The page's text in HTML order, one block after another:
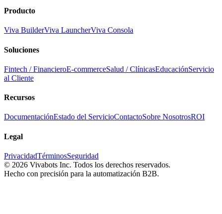
Producto
Viva BuilderViva LauncherViva Consola
Soluciones
Fintech / FinancieroE-commerceSalud / ClínicasEducaciónServicio
al Cliente
Recursos
DocumentaciónEstado del ServicioContactoSobre NosotrosROI
Legal
PrivacidadTérminosSeguridad
© 2026 Vivabots Inc. Todos los derechos reservados.
Hecho con precisión para la automatización B2B.